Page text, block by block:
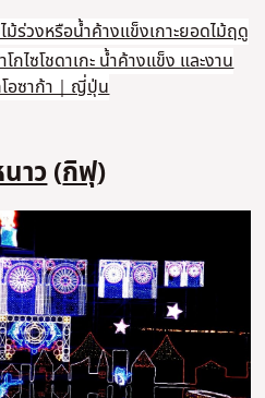
ม้ร่วงหรือน้ำค้างแข็งเกาะยอดไม้ฤดู
กไซโชดาเกะ น้ำค้างแข็ง และงาน
โอซาก้า｜ญี่ปุ่น
าว(กิฟุ)